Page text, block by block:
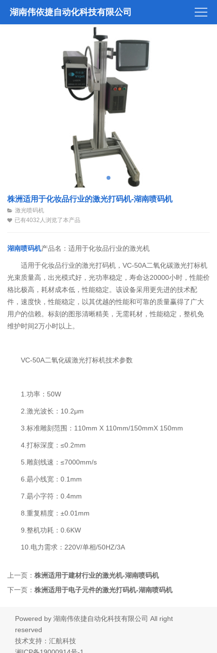
湖南伟依捷自动化科技有限公司
株洲适用于化妆品行业的激光打码机-湖南喷码机
激光喷码机
已有4032人浏览了本产品
湖南喷码机产品名：适用于化妆品行业的激光机
适用于化妆品行业的激光打码机，VC-50A二氧化碳激光打标机
光束质量高，出光模式好，光功率稳定，寿命达20000小时，性能价
格比极高，耗材成本低，性能稳定。该设备采用更先进的技术配
件，速度快，性能稳定，以其优越的性能和可靠的质量赢得了广大
用户的信赖。标刻的图形清晰精美，无需耗材，性能稳定，整机免
维护时间2万小时以上。
VC-50A二氧化碳激光打标机技术参数
1.功率：50W
2.激光波长：10.2μm
3.标准雕刻范围：110mm X 110mm/150mmX 150mm
4.打标深度：≤0.2mm
5.雕刻线速：≤7000mm/s
6.朂小线宽：0.1mm
7.朂小字符：0.4mm
8.重复精度：±0.01mm
9.整机功耗：0.6KW
10.电力需求：220V/单相/50HZ/3A
上一页： 株洲适用于建材行业的激光机-湖南喷码机
下一页： 株洲适用于电子元件的激光打码机-湖南喷码机
Powered by湖南伟依捷自动化科技有限公司 All right
reserved
技术支持：汇航科技